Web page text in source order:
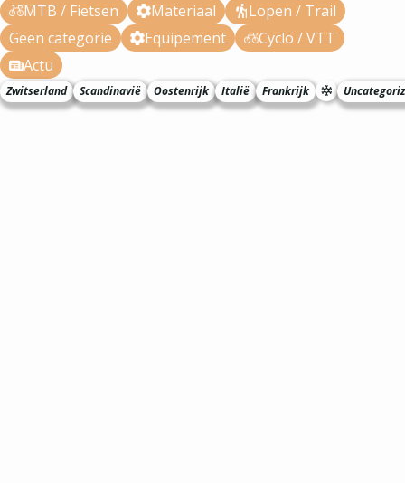
MTB / Fietsen
Materiaal
Lopen / Trail
Geen categorie
Equipement
Cyclo / VTT
Actu
Zwitserland Scandinavië Oostenrijk Italië Frankrijk